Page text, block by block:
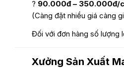
? 90.000đ – 350.000đ/
(Càng đặt nhiều giá càng
Đối với đơn hàng số lượng
Xưởng Sản Xuất